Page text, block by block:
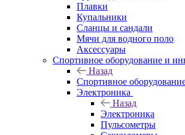
Плавки
Купальники
Сланцы и сандали
Мячи для водного поло
Аксессуары
Спортивное оборудование и
Назад
Спортивное
Электроника
Назад
Электроника
Пульсометры